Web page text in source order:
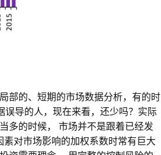
部的、短期的市场数据分析，有的时
误导的人，现在来看，还少吗？实际
多的时候， 市场并不是跟着已经发
对市场影响的加权系数时常有巨大